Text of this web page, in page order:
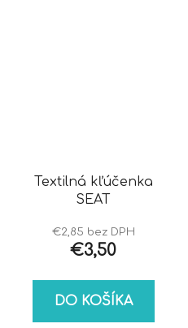
Textilná kľúčenka
SEAT
€2,85 bez DPH
€3,50
DO KOŠÍKA